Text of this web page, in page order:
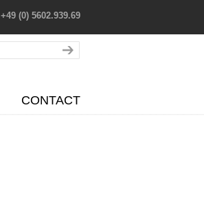
+49 (0) 5602.939.69
CONTACT